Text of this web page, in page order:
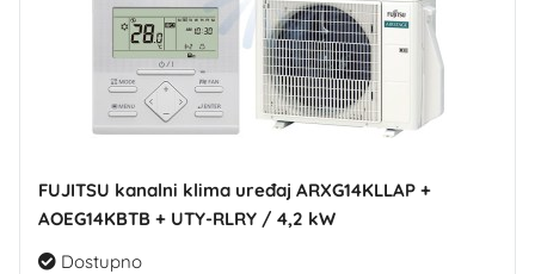
FUJITSU kanalni klima uređaj ARXG14KLLAP +
AOEG14KBTB + UTY-RLRY / 4,2 kW
Dostupno